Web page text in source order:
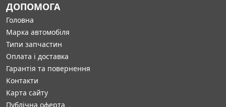
ДОПОМОГА
Головна
Марка автомобіля
Типи запчастин
Оплата і доставка
Гарантія та повернення
Контакти
Карта сайту
Публічна оферта